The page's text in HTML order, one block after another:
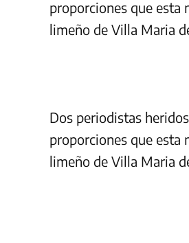
proporciones que
limeño de Villa Maria
Dos periodistas
proporciones que
limeño de Villa Maria